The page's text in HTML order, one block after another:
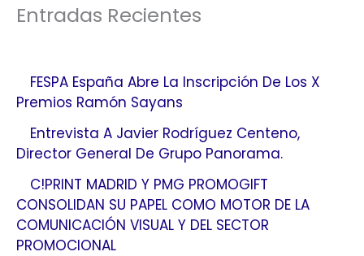
Entradas Recientes
FESPA España Abre La Inscripción De Los X
Premios Ramón Sayans
Entrevista A Javier Rodríguez Centeno,
Director General De Grupo Panorama.
C!PRINT MADRID Y PMG PROMOGIFT
CONSOLIDAN SU PAPEL COMO MOTOR DE LA
COMUNICACIÓN VISUAL Y DEL SECTOR
PROMOCIONAL